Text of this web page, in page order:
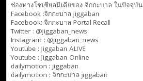
ช่องทางโซเซียลมีเดียของ จิกกะบาล ในปัจจุบัน
Facebook :จิกกะบาล jiggaban
Facebook: จิกกะบาล Portal Recall
Twitter : @jiggaban_news
Instagram : @jiggaban_news
Youtube : Jiggaban ALIVE
Youtube : Jiggaban Online
dailymotion : jiggaban
dailymotion : จิกกะบาล jiggaban